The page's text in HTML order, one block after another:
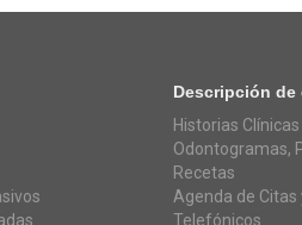
Descripción de
Historias
Odontogramas,
Recetas
Agenda de Citas
Telefónicos